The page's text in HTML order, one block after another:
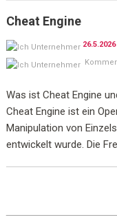
Cheat Engine
26.5.2026
Was ist Cheat Engine
Cheat Engine ist ein
Manipulation von
entwickelt wurde. Die